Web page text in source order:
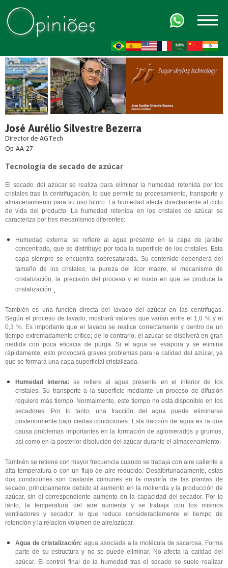
José Aurélio Silvestre Bezerra
Director de AGTech
Op-AA-27
Tecnología de secado de azúcar
El secado del azúcar se realiza para eliminar la humedad retenida por los
cristales tras la centrifugación, lo que permite su procesamiento, transporte y
almacenamiento para su uso futuro. La humedad afecta directamente al ciclo
de vida del producto. La humedad retenida en los cristales de azúcar se
caracteriza por tres mecanismos diferentes:
Humedad externa: se refiere al agua presente en la capa de jarabe
concentrado, que se distribuye por toda la superficie de los cristales. Esta
capa siempre se encuentra sobresaturada. Su contenido dependerá del
tamaño de los cristales, la pureza del licor madre, el mecanismo de
cristalización, la precisión del proceso y el modo en que se produce la
cristalización .
También es una función directa del lavado del azúcar en las centrífugas.
Según el proceso de lavado, mostrará valores que varían entre el 1,0 % y el
0,3 %. Es importante que el lavado se realice correctamente y dentro de un
tiempo extremadamente crítico; de lo contrario, el azúcar se disolverá en gran
medida con poca eficacia de purga. Si el agua se evapora y se elimina
rápidamente, esto provocará graves problemas para la calidad del azúcar, ya
que se formará una capa superficial cristalizada.
Humedad interna: se refiere al agua presente en el interior de los
cristales. Su transporte a la superficie mediante un proceso de difusión
requiere más tiempo. Normalmente, este tiempo no está disponible en los
secadores. Por lo tanto, una fracción del agua puede eliminarse
posteriormente bajo ciertas condiciones. Esta fracción de agua es la que
causa problemas importantes en la formación de aglomerados y grumos,
así como en la posterior disolución del azúcar durante el almacenamiento.
También se retiene con mayor frecuencia cuando se trabaja con aire caliente a
alta temperatura o con un flujo de aire reducido. Desafortunadamente, estas
dos condiciones son bastante comunes en la mayoría de las plantas de
secado, principalmente debido al aumento en la molienda y la producción de
azúcar, sin el correspondiente aumento en la capacidad del secador. Por lo
tanto, la temperatura del aire aumenta y se trabaja con los mismos
ventiladores y secador, lo que reduce considerablemente el tiempo de
retención y la relación volumen de aire/azúcar.
Agua de cristalización: agua asociada a la molécula de sacarosa. Forma
parte de su estructura y no se puede eliminar. No afecta la calidad del
azúcar. El control final de la humedad tras el secado se suele realizar